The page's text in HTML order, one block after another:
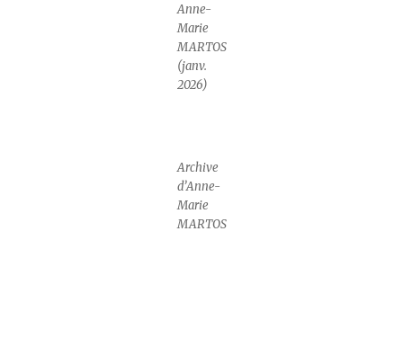
Anne-
Marie
MARTOS
(janv.
2026)
Archive
d’Anne-
Marie
MARTOS